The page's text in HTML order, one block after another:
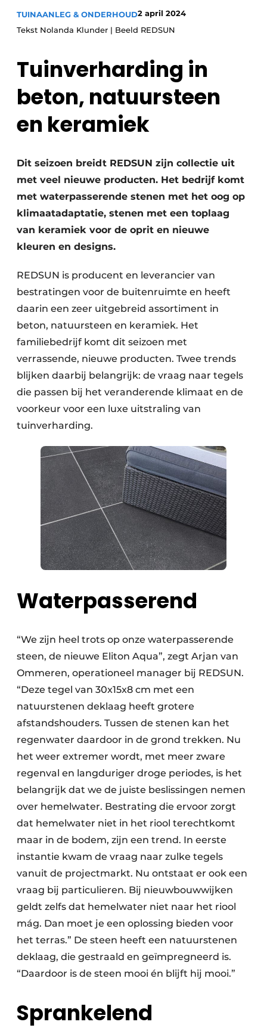
Save the Date
Vacature aanmelden
Video’s
TUINAANLEG & ONDERHOUD2 april 2024
Tekst Nolanda Klunder | Beeld REDSUN
Tuinverharding in
beton, natuursteen
en keramiek
Dit seizoen breidt REDSUN zijn collectie uit
met veel nieuwe producten. Het bedrijf komt
met waterpasserende stenen met het oog op
klimaatadaptatie, stenen met een toplaag
van keramiek voor de oprit en nieuwe
kleuren en designs.
REDSUN is producent en leverancier van
bestratingen voor de buitenruimte en heeft
daarin een zeer uitgebreid assortiment in
beton, natuursteen en keramiek. Het
familiebedrijf komt dit seizoen met
verrassende, nieuwe producten. Twee trends
blijken daarbij belangrijk: de vraag naar tegels
die passen bij het veranderende klimaat en de
voorkeur voor een luxe uitstraling van
tuinverharding.
Waterpasserend
“We zijn heel trots op onze waterpasserende
steen, de nieuwe Eliton Aqua”, zegt Arjan van
Ommeren, operationeel manager bij REDSUN.
“Deze tegel van 30x15x8 cm met een
natuurstenen deklaag heeft grotere
afstandshouders. Tussen de stenen kan het
regenwater daardoor in de grond trekken. Nu
het weer extremer wordt, met meer zware
regenval en langduriger droge periodes, is het
belangrijk dat we de juiste beslissingen nemen
over hemelwater. Bestrating die ervoor zorgt
dat hemelwater niet in het riool terechtkomt
maar in de bodem, zijn een trend. In eerste
instantie kwam de vraag naar zulke tegels
vanuit de projectmarkt. Nu ontstaat er ook een
vraag bij particulieren. Bij nieuwbouwwijken
geldt zelfs dat hemelwater niet naar het riool
mág. Dan moet je een oplossing bieden voor
het terras.” De steen heeft een natuurstenen
deklaag, die gestraald en geïmpregneerd is.
“Daardoor is de steen mooi én blijft hij mooi.”
Sprankelend